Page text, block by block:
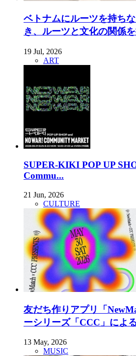
ベトナムにルーツを持ち
き、ルーツと文化の関係
19 Jul, 2026
ART
SUPER-KIKI POP UP
Commu...
21 Jun, 2026
CULTURE
友だち作りアプリ「
ーシリーズ「CCC」によ
13 May, 2026
MUSIC